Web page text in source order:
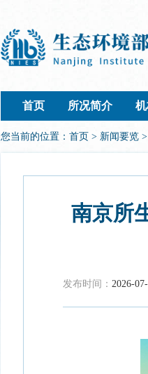
首页 所况简介
您当前的位置： 首页 > 新闻要览 >
南京所
发布时间： 2026-